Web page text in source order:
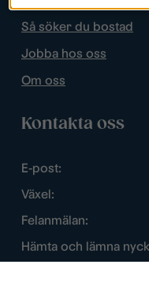
Så söker du bostad
Jobba hos oss
Om oss
Kontakta oss
E-post:
Växel:
Felanmälan:
Hämta och lämna